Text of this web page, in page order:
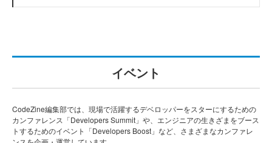
イベント
CodeZine編集部では、現場で活躍するデベロッパーをスターにするための
カンファレンス「Developers Summit」や、エンジニアの生きざまをブース
トするためのイベント「Developers Boost」など、さまざまなカンファレ